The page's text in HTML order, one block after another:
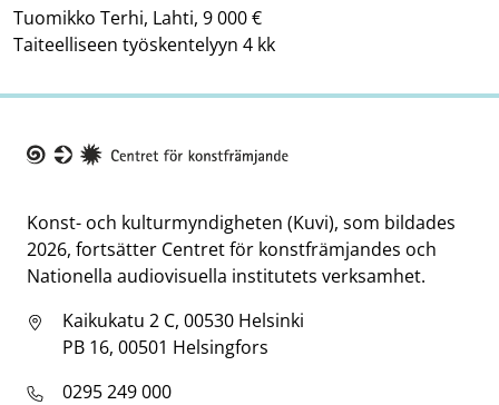
Tuomikko Terhi, Lahti, 9 000 €
Taiteelliseen työskentelyyn 4 kk
Konst- och kulturmyndigheten (Kuvi), som bildades
2026, fortsätter Centret för konstfrämjandes och
Nationella audiovisuella institutets verksamhet.
Kaikukatu 2 C, 00530 Helsinki
PB 16, 00501 Helsingfors
0295 249 000